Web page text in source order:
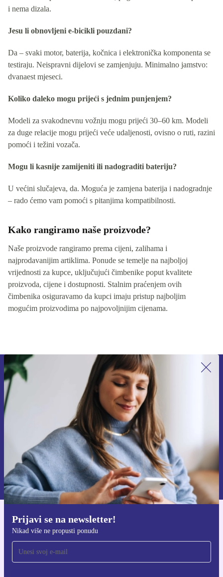
i nema dizala.
Jesu li obnovljeni e-bicikli pouzdani?
Da – svaki motor, baterija, kočnica i elektronička komponenta se
testiraju. Neispravni dijelovi se zamjenjuju. Minimalno jamstvo:
dvanaest mjeseci.
Koliko daleko mogu prijeći s jednim punjenjem?
Modeli za svakodnevnu vožnju mogu prijeći 30–60 km. Modeli
za duge relacije mogu prijeći veće udaljenosti, ovisno o ruti, razini
pomoći i težini vozača.
Mogu li kasnije zamijeniti ili nadograditi bateriju?
U većini slučajeva, da. Moguća je zamjena baterija i nadogradnje
– rado ćemo vam pomoći s pitanjima kompatibilnosti.
Kako rangiramo naše proizvode?
Naše proizvode rangiramo prema cijeni, zalihama i
najprodavanijim artiklima. Ponude se temelje na najboljoj
vrijednosti za kupce, uključujući čimbenike poput kvalitete
proizvoda, cijene i dostupnosti. Stalnim praćenjem ovih
čimbenika osiguravamo da kupci imaju pristup najboljim
mogućim proizvodima po najpovoljnijim cijenama.
Prijavi se na newsletter!
Nikad više ne propusti ponudu
Prijavi se na newsletter!
Nikad više ne propusti ponudu.
Zatraži kupon
Informacije o korištenju osobnih podataka možeš pronaći u našim
Pravilima privatnosti.
Preuzmi refurbed aplikaciju
Za iOS i Android